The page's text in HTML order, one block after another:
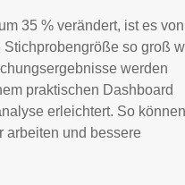
35 % verändert, ist es von
so groß
werden
praktischen Dashboard
erleichtert. So können
arbeiten und bessere